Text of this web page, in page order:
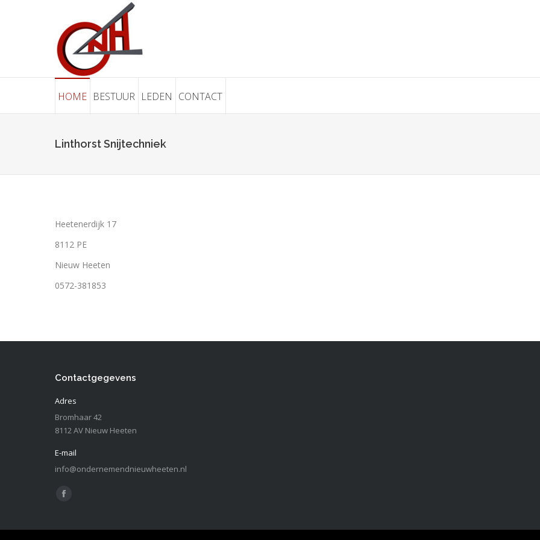
HOME BESTUUR LEDEN CONTACT
Linthorst Snijtechniek
Heetenerdijk 17
8112 PE
Nieuw Heeten
0572-381853
Contactgegevens
Adres
Bromhaar 42
8112 AV Nieuw Heeten
E-mail
info@ondernemendnieuwheeten.nl
Vind ons op:
Facebook
opens